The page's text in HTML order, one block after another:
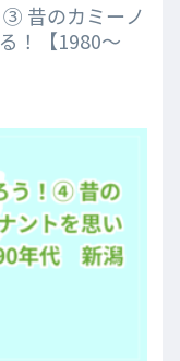
昔のカミーノ
！【1980～